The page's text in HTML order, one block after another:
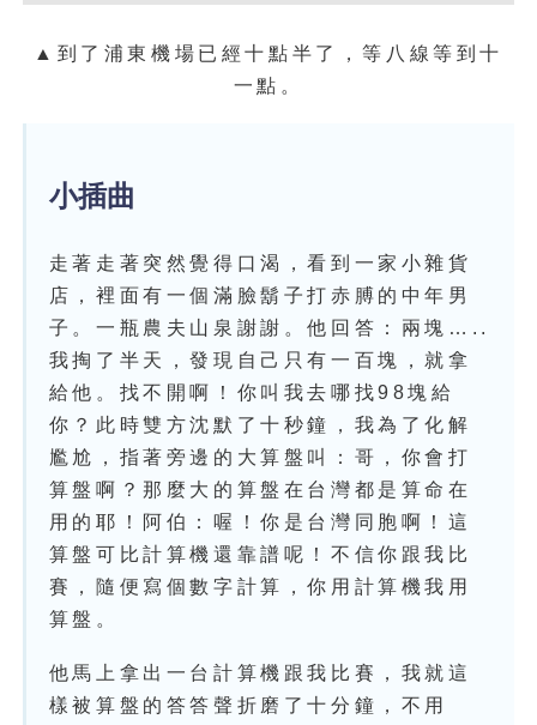
▲到了浦東機場已經十點半了，等八線等到十
一點。
小插曲
走著走著突然覺得口渴，看到一家小雜貨
店，裡面有一個滿臉鬍子打赤膊的中年男
子。一瓶農夫山泉謝謝。他回答：兩塊…..
我掏了半天，發現自己只有一百塊，就拿
給他。找不開啊！你叫我去哪找98塊給
你？此時雙方沈默了十秒鐘，我為了化解
尷尬，指著旁邊的大算盤叫：哥，你會打
算盤啊？那麼大的算盤在台灣都是算命在
用的耶！阿伯：喔！你是台灣同胞啊！這
算盤可比計算機還靠譜呢！不信你跟我比
賽，隨便寫個數字計算，你用計算機我用
算盤。
他馬上拿出一台計算機跟我比賽，我就這
樣被算盤的答答聲折磨了十分鐘，不用